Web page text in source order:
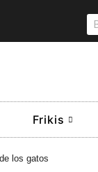
Frikis
los gatos